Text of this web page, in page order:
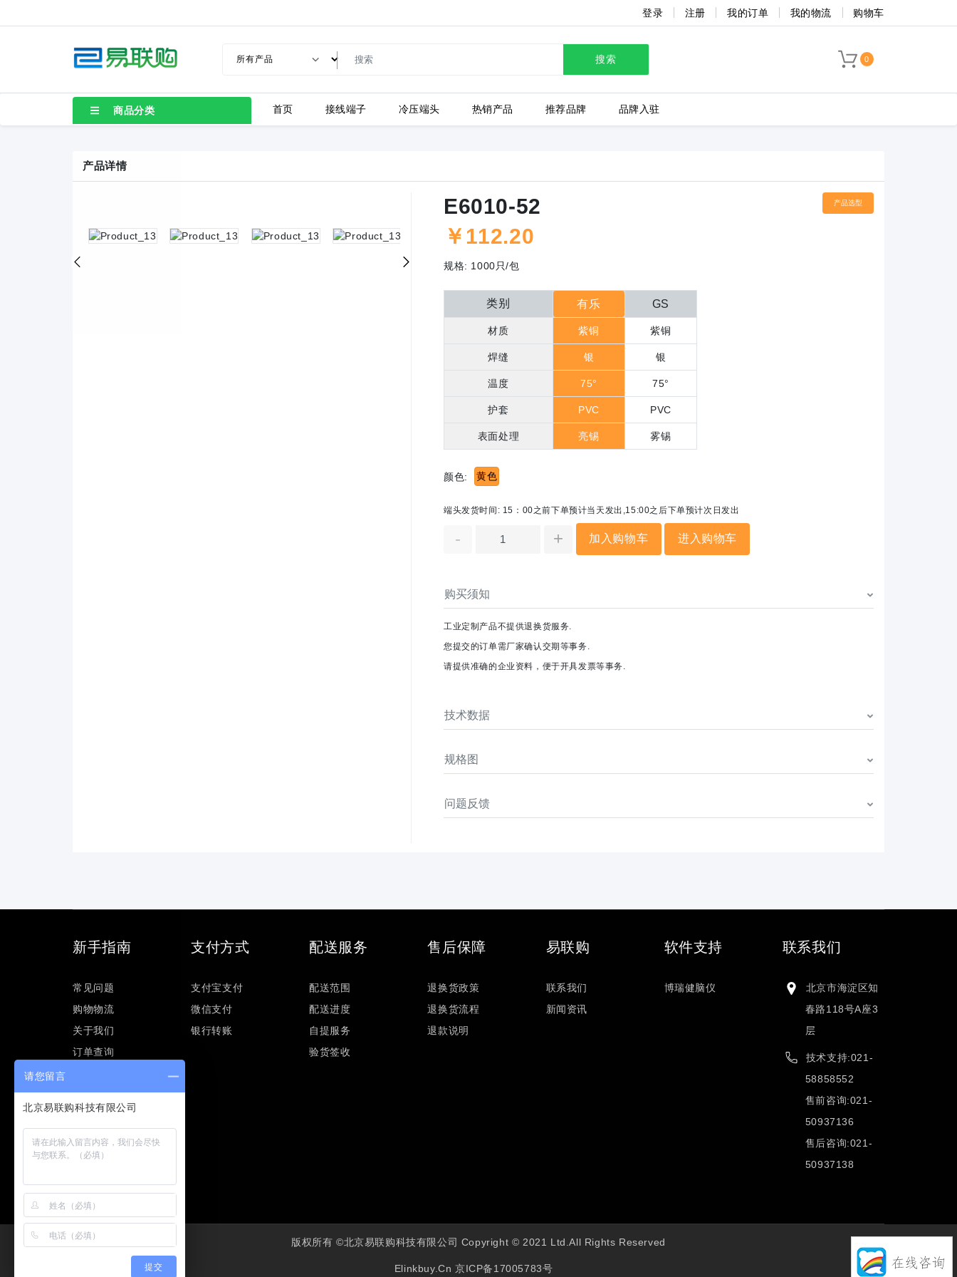
登录 注册 我的订单 我的物流 购物车
搜索 0
商品分类 首页 接线端子 冷压端头 热销产品 推荐品牌 品牌入驻
LC80-2.54-10P-130-00A
上海有乐
产品详情
产品选型
E6010-52
￥ 112.20
规格: 1000只/包
类别 有乐 GS
材质 紫铜 紫铜
焊缝 银 银
温度 75° 75°
护套 PVC PVC
表面处理 亮锡 雾锡
颜色: 黄色
端头发货时间: 15：00之前下单预计当天发出,15:00之后下单预计次日发出
- + 加入购物车 进入购物车
购买须知
工业定制产品不提供退换货服务.
您提交的订单需厂家确认交期等事务.
请提供准确的企业资料，便于开具发票等事务.
技术数据
规格图
问题反馈
新手指南
常见问题
购物物流
关于我们
订单查询
支付方式
支付宝支付
微信支付
银行转账
配送服务
配送范围
配送进度
自提服务
验货签收
售后保障
退换货政策
退换货流程
退款说明
易联购
联系我们
新闻资讯
软件支持
博瑞健脑仪
联系我们
北京市海淀区知
春路118号A座3
层
技术支持:021-
58858552
售前咨询:021-
50937136
售后咨询:021-
50937138
版权所有 ©北京易联购科技有限公司 Copyright © 2021 Ltd.All Rights Reserved
Elinkbuy.cn 京ICP备17005783号
请您留言
提交